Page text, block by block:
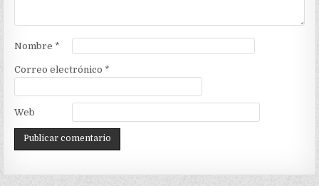
Nombre *
Correo electrónico *
Web